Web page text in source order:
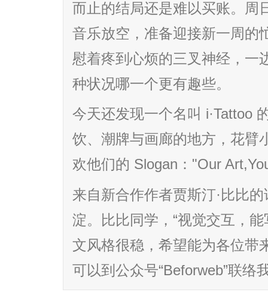
而止的结局还是难以买账。周
音乐放空，准备迎接新一周的
慰着疼到心烦的三叉神经，一
种状况哪一个更有趣些。
今天还发现一个名叫 i·Tattoo
饮、潮牌与画廊的地方，花臂
欢他们的 Slogan："Our
来自新合作作者贾斯汀·比比
淀。比比同学，“视觉交互，
文风格很稳，希望能为各位带
可以到公众号“Beforweb”联络